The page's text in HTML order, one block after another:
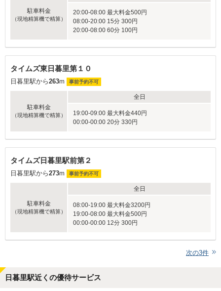
駐車料金
（現地精算機で精算）
20:00-08:00 最大料金500円
08:00-20:00 15分 300円
20:00-08:00 60分 100円
タイムズ東日暮里第１０
日暮里駅から263m 事前予約不可
駐車料金
（現地精算機で精算）
全日
19:00-09:00 最大料金440円
00:00-00:00 20分 330円
タイムズ日暮里駅前第２
日暮里駅から273m 事前予約不可
駐車料金
（現地精算機で精算）
全日
08:00-19:00 最大料金3200円
19:00-08:00 最大料金500円
00:00-00:00 12分 300円
次の3件
日暮里駅近くの優待サービス